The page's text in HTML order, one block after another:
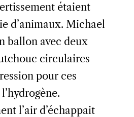
étaient
d’animaux. Michael
ballon avec deux
circulaires
pour ces
l’air d’échappait